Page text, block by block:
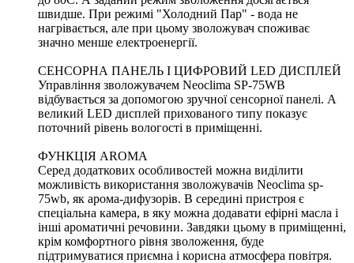
швидше. При режимі "Холодний Пар" - вода не
нагрівається, але при цьому зволожувач споживає
значно менше електроенергії.
СЕНСОРНА ПАНЕЛЬ І ЦИФРОВИЙ LED ДИСПЛЕЙ
Управління зволожувачем Neoclima SP-75WB
відбувається за допомогою зручної сенсорної панелі. А
великий LED дисплей прихованого типу показує
поточний рівень вологості в приміщенні.
ФУНКЦІЯ AROMA
Серед додаткових особливостей можна виділити
можливість використання зволожувачів Neoclima sp-
75wb, як арома-дифузорів. В середині пристроя є
спеціальна камера, в яку можна додавати ефірні масла і
інші ароматичні речовини. Завдяки цьому в приміщенні,
крім комфортного рівня зволоження, буде
підтримуватися приємна і корисна атмосфера повітря.